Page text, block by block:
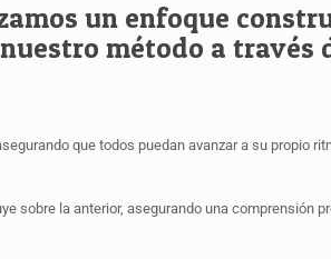
un enfoque
método a
que todos puedan avanzar a su propio
sobre la anterior, asegurando una comprensión